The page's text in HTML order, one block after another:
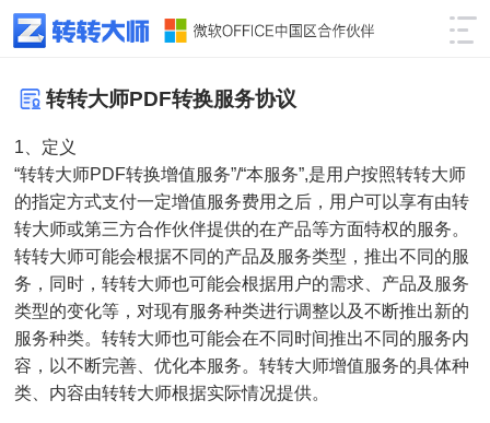
转转大师PDF转换服务协议
1、定义
“转转大师PDF转换增值服务”/“本服务”,是用户按照转转大师
的指定方式支付一定增值服务费用之后，用户可以享有由转
转大师或第三方合作伙伴提供的在产品等方面特权的服务。
转转大师可能会根据不同的产品及服务类型，推出不同的服
务，同时，转转大师也可能会根据用户的需求、产品及服务
类型的变化等，对现有服务种类进行调整以及不断推出新的
服务种类。转转大师也可能会在不同时间推出不同的服务内
容，以不断完善、优化本服务。转转大师增值服务的具体种
类、内容由转转大师根据实际情况提供。